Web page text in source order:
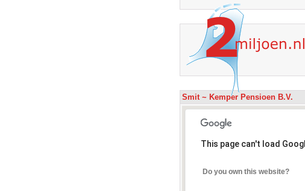
Smit ~ Kemper Pensioen B.V.
This page can't load
Do you own this website?